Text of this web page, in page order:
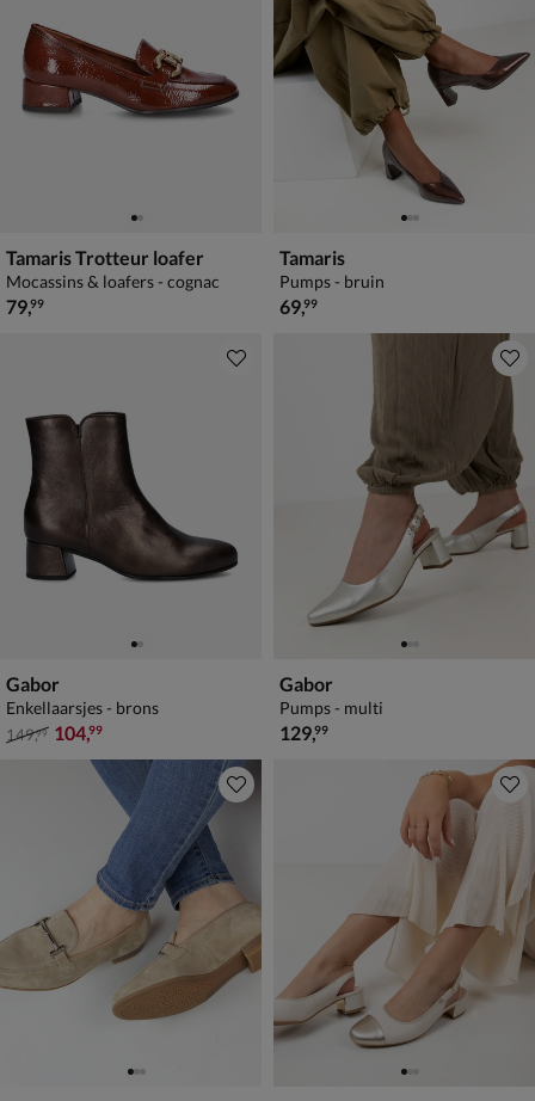
Tamaris Trotteur loafer
Mocassins & loafers - cognac
€ 79,99
79,99
Tamaris
Pumps - bruin
€ 69,99
69,99
Gabor
Enkellaarsjes - brons
van € 149,99 voor € 104,99
149,99 104,99
Gabor
Pumps - multi
€ 129,99
129,99